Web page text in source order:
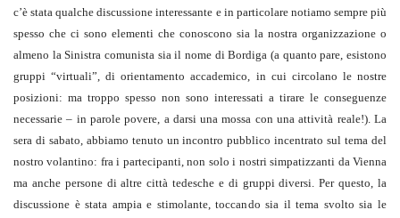
c’è stata qualche discussione interessante e in particolare notiamo sempre più
spesso che ci sono elementi che conoscono sia la nostra organizzazione o
almeno la Sinistra comunista sia il nome di Bordiga (a quanto pare, esistono
gruppi “virtuali”, di orientamento accademico, in cui circolano le nostre
posizioni: ma troppo spesso non sono interessati a tirare le conseguenze
necessarie – in parole povere, a darsi una mossa con una attività reale!). La
sera di sabato, abbiamo tenuto un incontro pubblico incentrato sul tema del
nostro volantino: fra i partecipanti, non solo i nostri simpatizzanti da Vienna
ma anche persone di altre città tedesche e di gruppi diversi. Per questo, la
discussione è stata ampia e stimolante, toccando sia il tema svolto sia le